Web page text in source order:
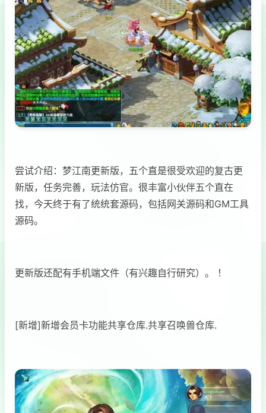
尝试介绍：梦江南更新版，五个直是很受欢迎的复古更
新版，任务完善，玩法仿官。很丰富小伙伴五个直在
找，今天终于有了统统套源码，包括网关源码和GM工具
源码。
更新版还配有手机端文件（有兴趣自行研究）。 ！
[新增]新增会员卡功能共享仓库.共享召唤兽仓库.